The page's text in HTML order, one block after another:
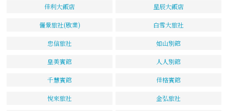
佳利大飯店 星辰大飯店
儷景旅社(歇業) 白雪大旅社
忠信旅社 如山別館
皇美賓館 人人別館
千慧賓館 佳格賓館
悅來旅社 金弘旅社